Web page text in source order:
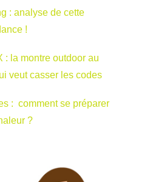
: analyse de cette
!
: la montre outdoor au
veut casser les codes
: comment se préparer
?